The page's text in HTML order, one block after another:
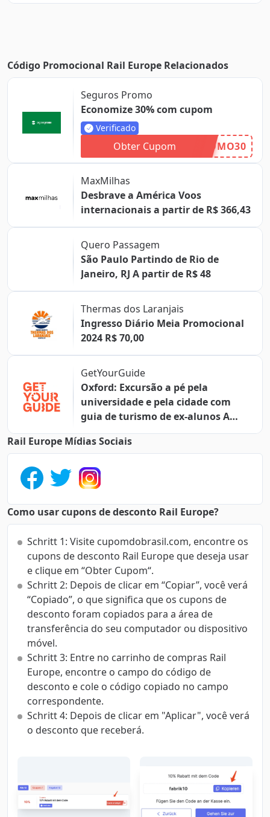
Código Promocional Rail Europe Relacionados
Seguros Promo
Economize 30% com cupom
Verificado
Obter Cupom OMO30
MaxMilhas
Desbrave a América Voos
internacionais a partir de R$ 366,43
Quero Passagem
São Paulo Partindo de Rio de
Janeiro, RJ A partir de R$ 48
Thermas dos Laranjais
Ingresso Diário Meia Promocional
2024 R$ 70,00
GetYourGuide
Oxford: Excursão a pé pela
universidade e pela cidade com
guia de turismo de ex-alunos A
partir de $ 39,36
Rail Europe Mídias Sociais
Como usar cupons de desconto Rail Europe?
Schritt 1: Visite cupomdobrasil.com, encontre os
cupons de desconto Rail Europe que deseja usar
e clique em “Obter Cupom“.
Schritt 2: Depois de clicar em “Copiar”, você verá
“Copiado”, o que significa que os cupons de
desconto foram copiados para a área de
transferência do seu computador ou dispositivo
móvel.
Schritt 3: Entre no carrinho de compras Rail
Europe, encontre o campo do código de
desconto e cole o código copiado no campo
correspondente.
Schritt 4: Depois de clicar em "Aplicar", você verá
o desconto que receberá.